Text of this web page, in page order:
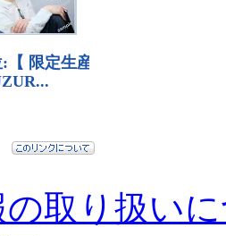
取り扱い